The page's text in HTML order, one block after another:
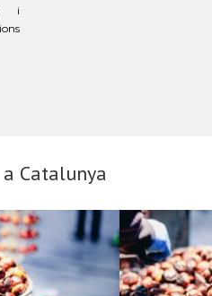
i
Catalunya